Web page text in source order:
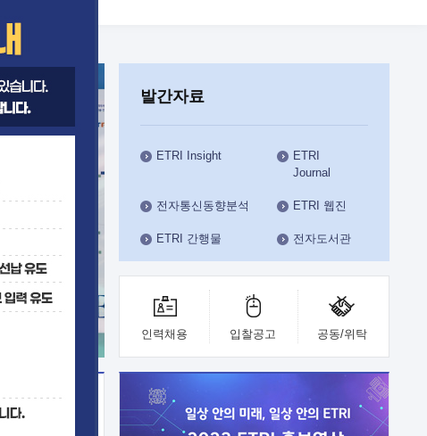
인공지능안전연구소
우주항공반도체전략연구단
대경권연구본부
호남권연구본부
기획본부
사업화본부
행정본부
대외협력부
ETRI CI
발간자료
ETRI Insight
ETRI
Journal
전자통신동향분석 ETRI 웹진
ETRI 간행물 전자도서관
인력채용 입찰공고 공동/위탁
이전